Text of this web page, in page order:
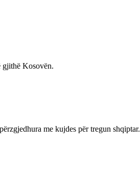
gjithë Kosovën.
me kujdes për tregun shqiptar.